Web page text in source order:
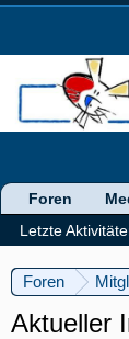
Foren
Aktueller
Foren
Letzte